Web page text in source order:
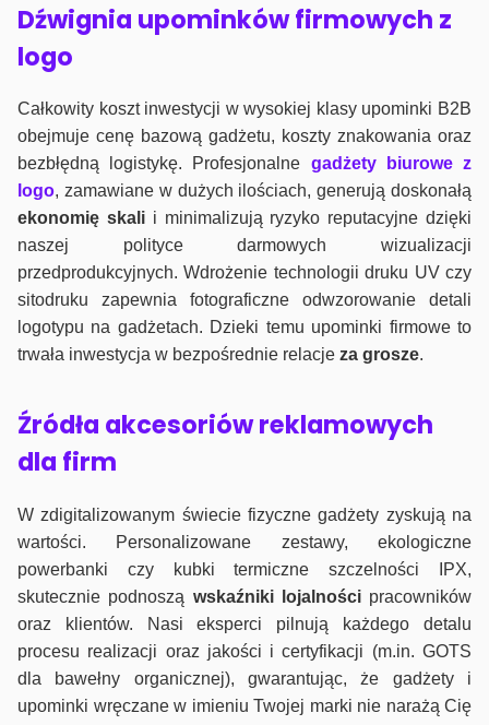
Dźwignia upominków firmowych z
logo
Całkowity koszt inwestycji w wysokiej klasy upominki B2B
obejmuje cenę bazową gadżetu, koszty znakowania oraz
bezbłędną logistykę. Profesjonalne gadżety biurowe z
logo, zamawiane w dużych ilościach, generują doskonałą
ekonomię skalii minimalizują ryzyko reputacyjne dzięki
naszej polityce darmowych wizualizacji
przedprodukcyjnych. Wdrożenie technologii druku UV czy
sitodruku zapewnia fotograficzne odwzorowanie detali
logotypu na gadżetach. Dzieki temu upominki firmowe to
trwała inwestycja w bezpośrednie relacje za grosze.
Źródła akcesoriów reklamowych
dla firm
W zdigitalizowanym świecie fizyczne gadżety zyskują na
wartości. Personalizowane zestawy, ekologiczne
powerbanki czy kubki termiczne szczelności IPX,
skutecznie podnoszą wskaźniki lojalnościpracowników
oraz klientów. Nasi eksperci pilnują każdego detalu
procesu realizacji oraz jakości i certyfikacji (m.in. GOTS
dla bawełny organicznej), gwarantując, że gadżety i
upominki wręczane w imieniu Twojej marki nie narażą Cię